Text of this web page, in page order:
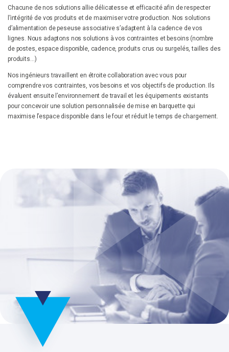
Chacune de nos solutions allie délicatesse et efficacité afin de respecter
l’intégrité de vos produits et de maximiser votre production. Nos solutions
d’alimentation de peseuse associative s’adaptent à la cadence de vos
lignes. Nous adaptons nos solutions à vos contraintes et besoins (nombre
de postes, espace disponible, cadence, produits crus ou surgelés, tailles des
produits…)
Nos ingénieurs travaillent en étroite collaboration avec vous pour
comprendre vos contraintes, vos besoins et vos objectifs de production. Ils
évaluent ensuite l’environnement de travail et les équipements existants
pour concevoir une solution personnalisée de mise en barquette qui
maximise l’espace disponible dans le four et réduit le temps de chargement.